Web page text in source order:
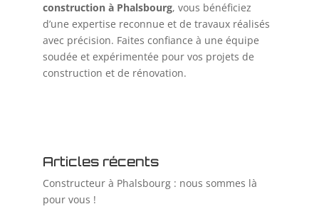
construction à Phalsbourg, vous bénéficiez
d’une expertise reconnue et de travaux réalisés
avec précision. Faites confiance à une équipe
soudée et expérimentée pour vos projets de
construction et de rénovation.
Articles récents
Constructeur à Phalsbourg : nous sommes là
pour vous !